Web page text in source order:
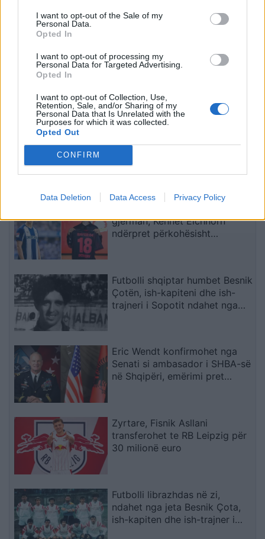
I want to opt-out of the Sale of my
Personal Data.
Opted In
I want to opt-out of processing my
Personal Data for Targeted Advertising.
Opted In
I want to opt-out of Collection, Use,
Retention, Sale, and/or Sharing of my
Personal Data that Is Unrelated with the
Purposes for which it was collected.
Opted Out
CONFIRM
Data Deletion Data Access Privacy Policy
mbrojtësi ndëshkohet me
të kuq dhe gjobë
presin Mohamed Salahun
Vinicius zbraz profilin në
Instagram teksa
bisedimet me Real
Madridin hyjnë në fazën
Shakaja e Modrić për
gjerman, Kennet Eichhorn
ndërpret përkohësisht
Futbolli shqiptar humbet Besnik
Çotën, ish-kapiteni dhe ish-
trajneri i Sopotit ndahet nga
Eric Wendt konfirmohet nga
Senati si ambasador i SHBA-së
në Shqipëri, emërimi pret
Zyrtare, Fisnik Asllani
transferohet te RB Leipzig për
30 milionë euro
Futbolli librazhdas në zi,
ndahet nga jeta Besnik Çota,
ish-kapiten dhe ish-trajner i